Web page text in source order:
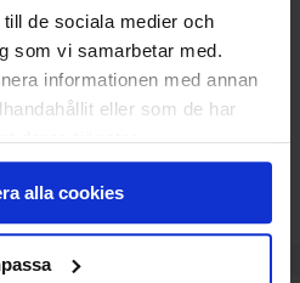
de sociala medier och
som vi samarbetar med.
informationen med annan
eller som de har
deras tjänster.
alla cookies
Lägg i varukorg